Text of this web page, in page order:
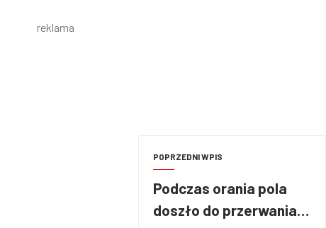
reklama
POPRZEDNI WPIS
Podczas orania pola
doszło do przerwania